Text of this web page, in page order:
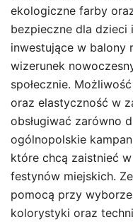
ekologiczne farby
bezpieczne dla dzieci
inwestujące w balony
wizerunek
społecznie.
oraz elastyczność w
obsługiwać zarówno
ogólnopolskie
które chcą zaistnieć
festynów miejskich.
pomocą przy
kolorystyki oraz